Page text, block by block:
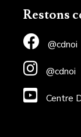
Restons
@cdnoi
@cdnoi
Centre